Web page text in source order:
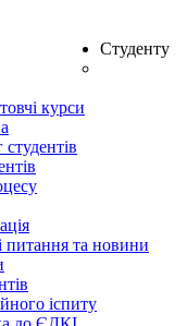
курси
Студенту
питання та новини
іспиту